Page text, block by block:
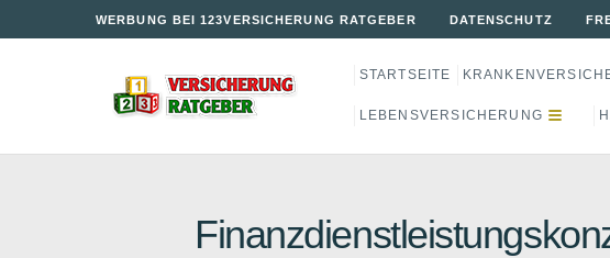
WERBUNG BEI 123VERSICHERUNG RATGEBER DATENSCHUTZ
STARTSEITE
LEBENSVERSICHERUNG